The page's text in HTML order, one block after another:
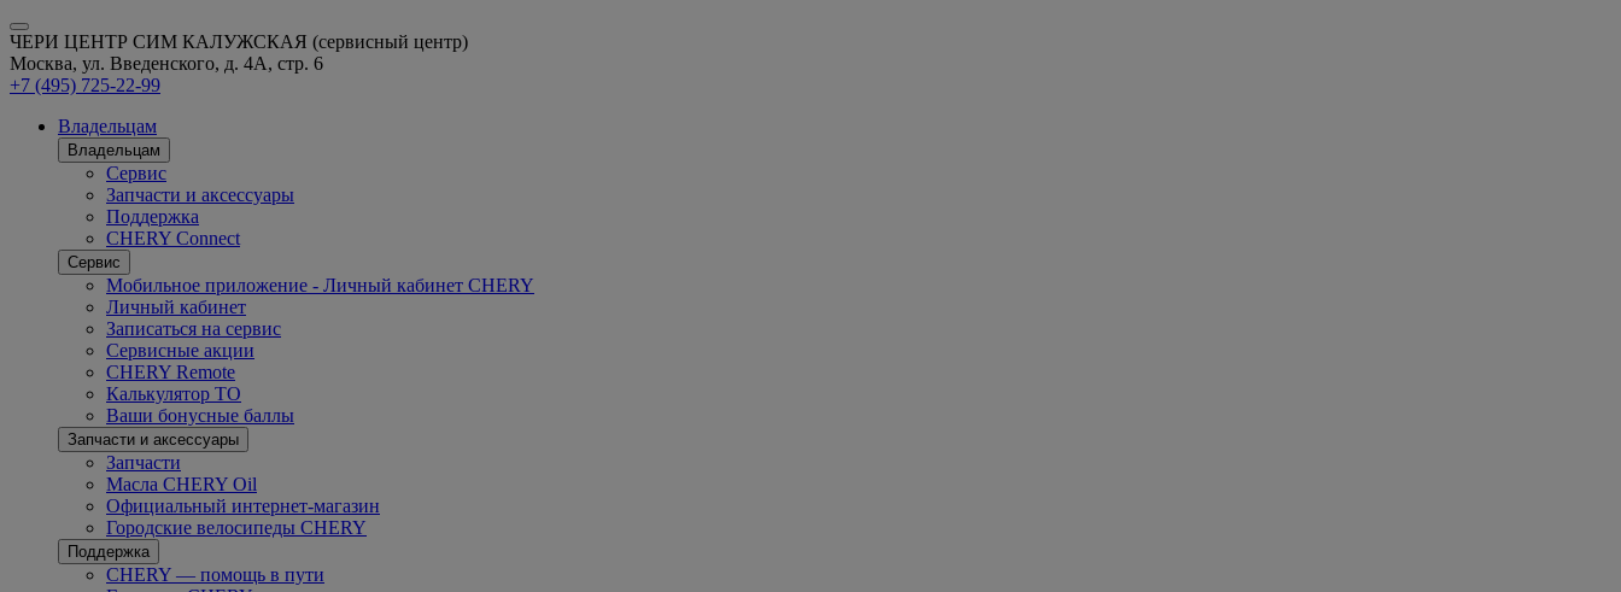
ЧЕРИ ЦЕНТР СИМ КАЛУЖСКАЯ (сервисный центр)
Москва, ул. Введенского, д. 4А, стр. 6
+7 (495) 725-22-99
Владельцам
Владельцам
Сервис
Запчасти и аксессуары
Поддержка
CHERY Connect
Сервис
Мобильное приложение - Личный кабинет CHERY
Личный кабинет
Записаться на сервис
Сервисные акции
CHERY Remote
Калькулятор ТО
Ваши бонусные баллы
Запчасти и аксессуары
Запчасти
Масла CHERY Oil
Официальный интернет-магазин
Городские велосипеды CHERY
Поддержка
CHERY — помощь в пути